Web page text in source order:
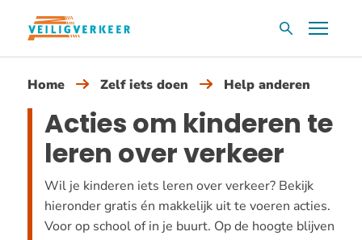
Overslaan
inhoud
ZoekvakMenu
Home Zelf iets doen Help anderen
Acties om kinderen te
leren over verkeer
Wil je kinderen iets leren over verkeer? Bekijk
hieronder gratis én makkelijk uit te voeren acties.
Voor op school of in je buurt. Op de hoogte blijven